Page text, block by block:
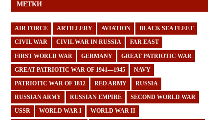
МЕТКИ
AIR FORCE ARTILLERY AVIATION BLACK SEA FLEET
CIVIL WAR CIVIL WAR IN RUSSIA FAR EAST
FIRST WORLD WAR GERMANY GREAT PATRIOTIC WAR
GREAT PATRIOTIC WAR OF 1941—1945 NAVY
PATRIOTIC WAR OF 1812 RED ARMY RUSSIA
RUSSIAN ARMY RUSSIAN EMPIRE SECOND WORLD WAR
USSR WORLD WAR I WORLD WAR II